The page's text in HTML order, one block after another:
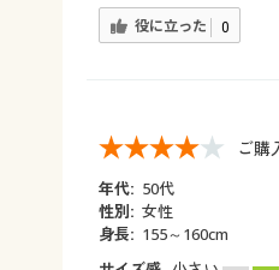
役に立った 0
ご購
年代: 50代
性別: 女性
身長: 155～160cm